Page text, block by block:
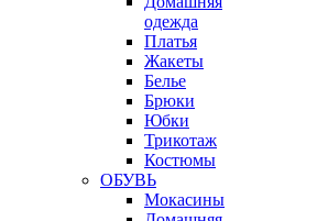
одежда
Платья
Жакеты
Белье
Брюки
Юбки
Трикотаж
Костюмы
ОБУВЬ
Мокасины